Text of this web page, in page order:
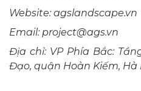
Website: agslandscape.vn
Email: project@ags.vn
Địa chỉ: VP Phía Bắc:
Đạo, quận Hoàn Kiếm, Hà